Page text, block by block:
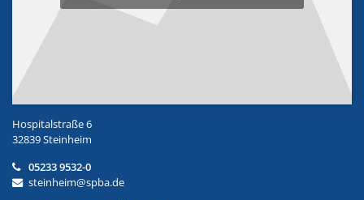
Hospitalstraße 6
32839 Steinheim
05233 9532-0
steinheim@spba.de